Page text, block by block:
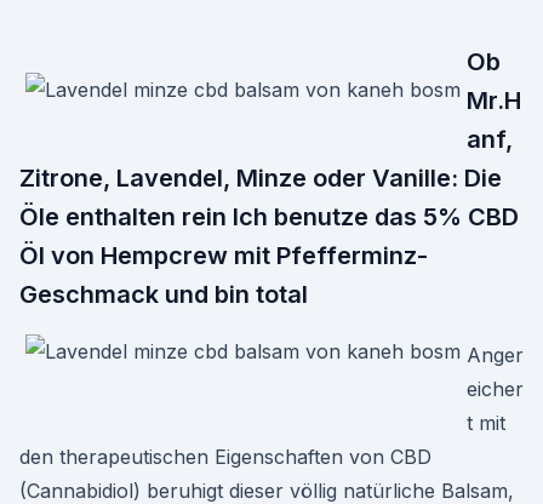
Ob
Mr.H
anf,
Zitrone, Lavendel, Minze oder Vanille: Die
Öle enthalten rein Ich benutze das 5% CBD
Öl von Hempcrew mit Pfefferminz-
Geschmack und bin total
Anger
eicher
t mit
den therapeutischen Eigenschaften von CBD
(Cannabidiol) beruhigt dieser völlig natürliche Balsam,